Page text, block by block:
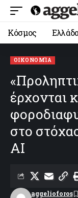
Κόσμος
ΟΙΚΟΝΟΜΊΑ
έρχονται
στο
ΑΙ
aggelioforos